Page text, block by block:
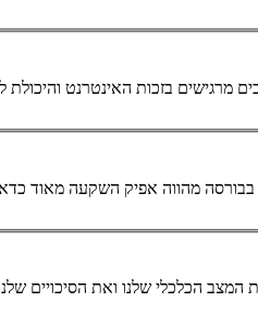
מרגישים בזכות האינטרנט
בבורסה מהווה אפיק השקעה מאוד
המצב הכלכלי שלנו ואת הסיכויים